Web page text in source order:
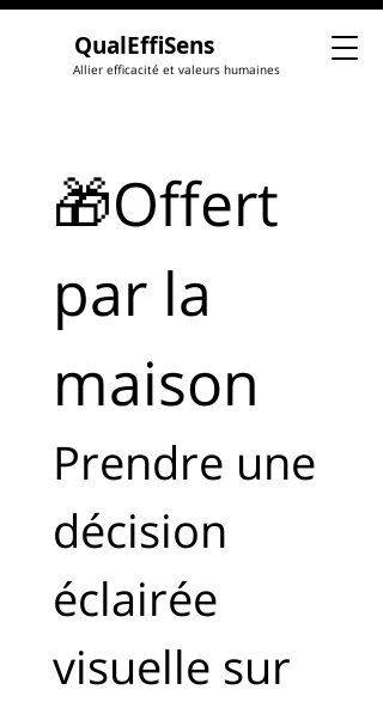
QualEffiSens
Allier efficacité et valeurs humaines
🎁Offert
par la
maison
Prendre une
décision
éclairée
visuelle sur